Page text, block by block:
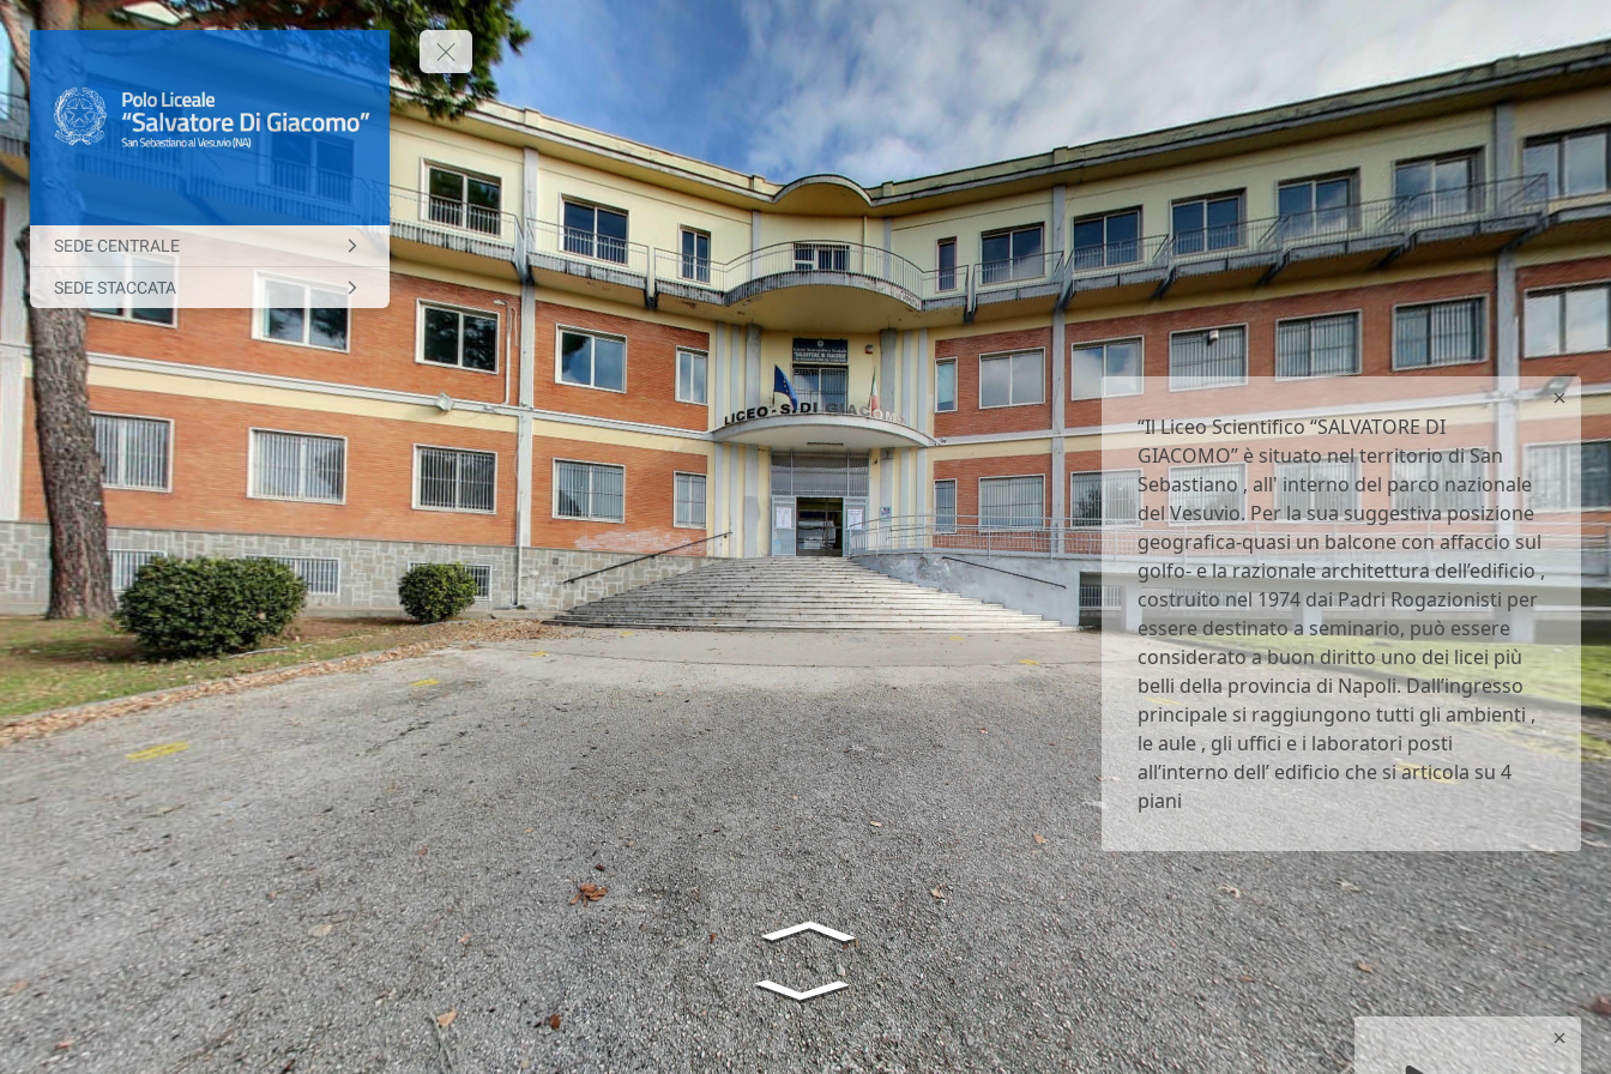
SEDE CENTRALE
SEDE STACCATA
“Il Liceo Scientifico “SALVATORE DI
GIACOMO” è situato nel territorio di San
Sebastiano , all' interno del parco nazionale
del Vesuvio. Per la sua suggestiva posizione
geografica-quasi un balcone con affaccio sul
golfo- e la razionale architettura dell’edificio ,
costruito nel 1974 dai Padri Rogazionisti per
essere destinato a seminario, può essere
considerato a buon diritto uno dei licei più
belli della provincia di Napoli. Dall’ingresso
principale si raggiungono tutti gli ambienti ,
le aule , gli uffici e i laboratori posti
all’interno dell’ edificio che si articola su 4
piani